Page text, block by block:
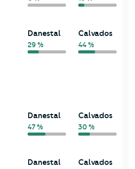
Danestal
29 %
Calvados
44 %
Danestal
47 %
Calvados
30 %
Danestal Calvados